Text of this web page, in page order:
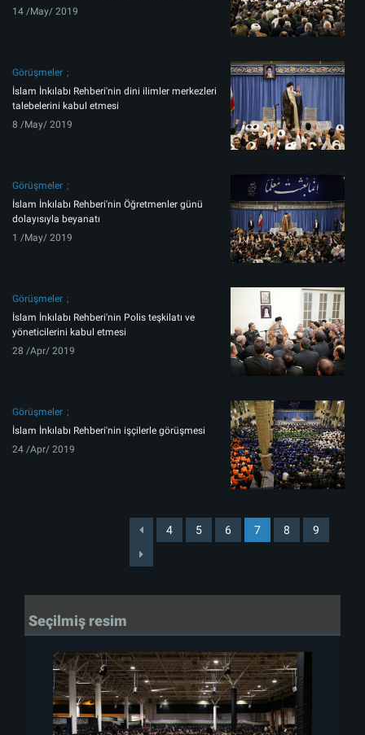
14 /May/ 2019
Görüşmeler
İslam İnkılabı Rehberi'nin dini ilimler merkezleri
talebelerini kabul etmesi
8 /May/ 2019
Görüşmeler
İslam İnkılabı Rehberi'nin Öğretmenler günü
dolayısıyla beyanatı
1 /May/ 2019
Görüşmeler
İslam İnkılabı Rehberi'nin Polis teşkilatı ve
yöneticilerini kabul etmesi
28 /Apr/ 2019
Görüşmeler
İslam İnkılabı Rehberi'nin işçilerle görüşmesi
24 /Apr/ 2019
4 5 6 7 8 9
Seçilmiş resim